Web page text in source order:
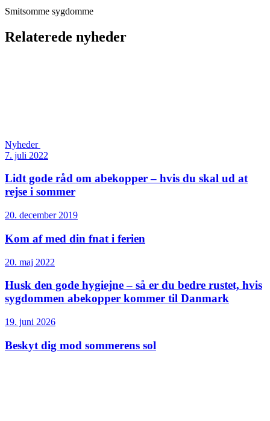
Smitsomme sygdomme
Relaterede nyheder
Nyheder
7. juli 2022
Lidt gode råd om abekopper – hvis du skal ud at
rejse i sommer
20. december 2019
Kom af med din fnat i ferien
20. maj 2022
Husk den gode hygiejne – så er du bedre rustet, hvis
sygdommen abekopper kommer til Danmark
19. juni 2026
Beskyt dig mod sommerens sol